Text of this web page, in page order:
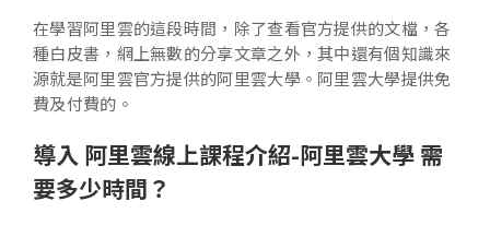
在學習阿里雲的這段時間，除了查看官方提供的文檔，各
種白皮書，網上無數的分享文章之外，其中還有個知識來
源就是阿里雲官方提供的阿里雲大學。阿里雲大學提供免
費及付費的。
導入 阿里雲線上課程介紹-阿里雲大學 需
要多少時間？